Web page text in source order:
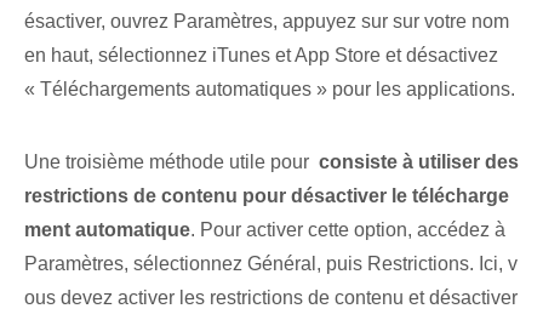
ésactiver, ouvrez Paramètres, appuyez sur ‌sur⁣ votre nom
en haut, sélectionnez iTunes et App Store et désactivez⁤
« Téléchargements automatiques »‍ pour les applications.
Une ⁣troisième méthode utile pour⁤ ​ consiste à utiliser des
restrictions de contenu pour désactiver le télécharge
ment automatique. Pour ⁤activer⁢ cette option, accédez à
Paramètres⁢, sélectionnez Général, puis ‌Restrictions. Ici, v
ous devez ⁣activer⁤ les⁢ restrictions de contenu et ⁣désactiver